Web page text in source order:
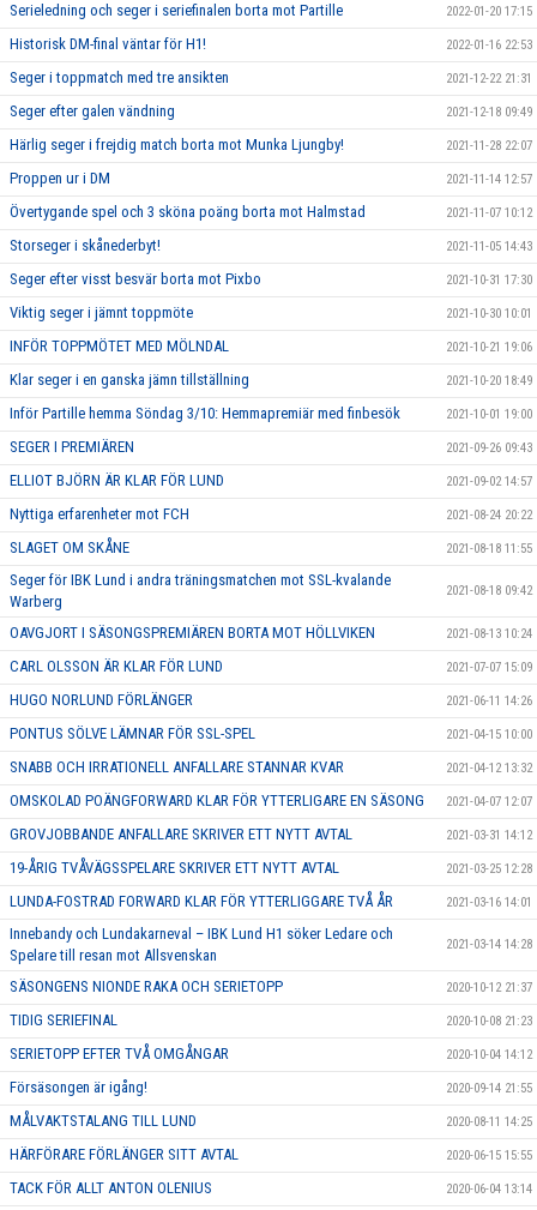
Serieledning och seger i seriefinalen borta mot Partille 2022-01-20 17:15
Historisk DM-final väntar för H1! 2022-01-16 22:53
Seger i toppmatch med tre ansikten 2021-12-22 21:31
Seger efter galen vändning 2021-12-18 09:49
Härlig seger i frejdig match borta mot Munka Ljungby! 2021-11-28 22:07
Proppen ur i DM 2021-11-14 12:57
Övertygande spel och 3 sköna poäng borta mot Halmstad 2021-11-07 10:12
Storseger i skånederbyt! 2021-11-05 14:43
Seger efter visst besvär borta mot Pixbo 2021-10-31 17:30
Viktig seger i jämnt toppmöte 2021-10-30 10:01
INFÖR TOPPMÖTET MED MÖLNDAL 2021-10-21 19:06
Klar seger i en ganska jämn tillställning 2021-10-20 18:49
Inför Partille hemma Söndag 3/10: Hemmapremiär med finbesök 2021-10-01 19:00
SEGER I PREMIÄREN 2021-09-26 09:43
ELLIOT BJÖRN ÄR KLAR FÖR LUND 2021-09-02 14:57
Nyttiga erfarenheter mot FCH 2021-08-24 20:22
SLAGET OM SKÅNE 2021-08-18 11:55
Seger för IBK Lund i andra träningsmatchen mot SSL-kvalande
Warberg
2021-08-18 09:42
OAVGJORT I SÄSONGSPREMIÄREN BORTA MOT HÖLLVIKEN 2021-08-13 10:24
CARL OLSSON ÄR KLAR FÖR LUND 2021-07-07 15:09
HUGO NORLUND FÖRLÄNGER 2021-06-11 14:26
PONTUS SÖLVE LÄMNAR FÖR SSL-SPEL 2021-04-15 10:00
SNABB OCH IRRATIONELL ANFALLARE STANNAR KVAR 2021-04-12 13:32
OMSKOLAD POÄNGFORWARD KLAR FÖR YTTERLIGARE EN SÄSONG 2021-04-07 12:07
GROVJOBBANDE ANFALLARE SKRIVER ETT NYTT AVTAL 2021-03-31 14:12
19-ÅRIG TVÅVÄGSSPELARE SKRIVER ETT NYTT AVTAL 2021-03-25 12:28
LUNDA-FOSTRAD FORWARD KLAR FÖR YTTERLIGGARE TVÅ ÅR 2021-03-16 14:01
Innebandy och Lundakarneval – IBK Lund H1 söker Ledare och
Spelare till resan mot Allsvenskan
2021-03-14 14:28
SÄSONGENS NIONDE RAKA OCH SERIETOPP 2020-10-12 21:37
TIDIG SERIEFINAL 2020-10-08 21:23
SERIETOPP EFTER TVÅ OMGÅNGAR 2020-10-04 14:12
Försäsongen är igång! 2020-09-14 21:55
MÅLVAKTSTALANG TILL LUND 2020-08-11 14:25
HÄRFÖRARE FÖRLÄNGER SITT AVTAL 2020-06-15 15:55
TACK FÖR ALLT ANTON OLENIUS 2020-06-04 13:14